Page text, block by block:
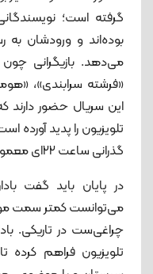
گرفته است؛
بوده‌اند و ورودشان به
می‌دهد. بازیگرانی
«فرشته سرابندی»،
این سریال حضور دارند
تلویزیون را پدید آورده
گذرانی ساعت ۲۲ای معمول خانواده‌ها عالی باشد.
در پایان باید گفت
می‌توانست کمتر سمت
چراغی‌ست در تاریکی.
تلویزیون فراهم کرده